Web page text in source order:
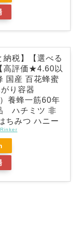
納税】【選べる
高評価★4.60以
国産 百花蜂蜜
り容器
養蜂一筋60年
ハチミツ 非
ちみつ ハニー
Rinker